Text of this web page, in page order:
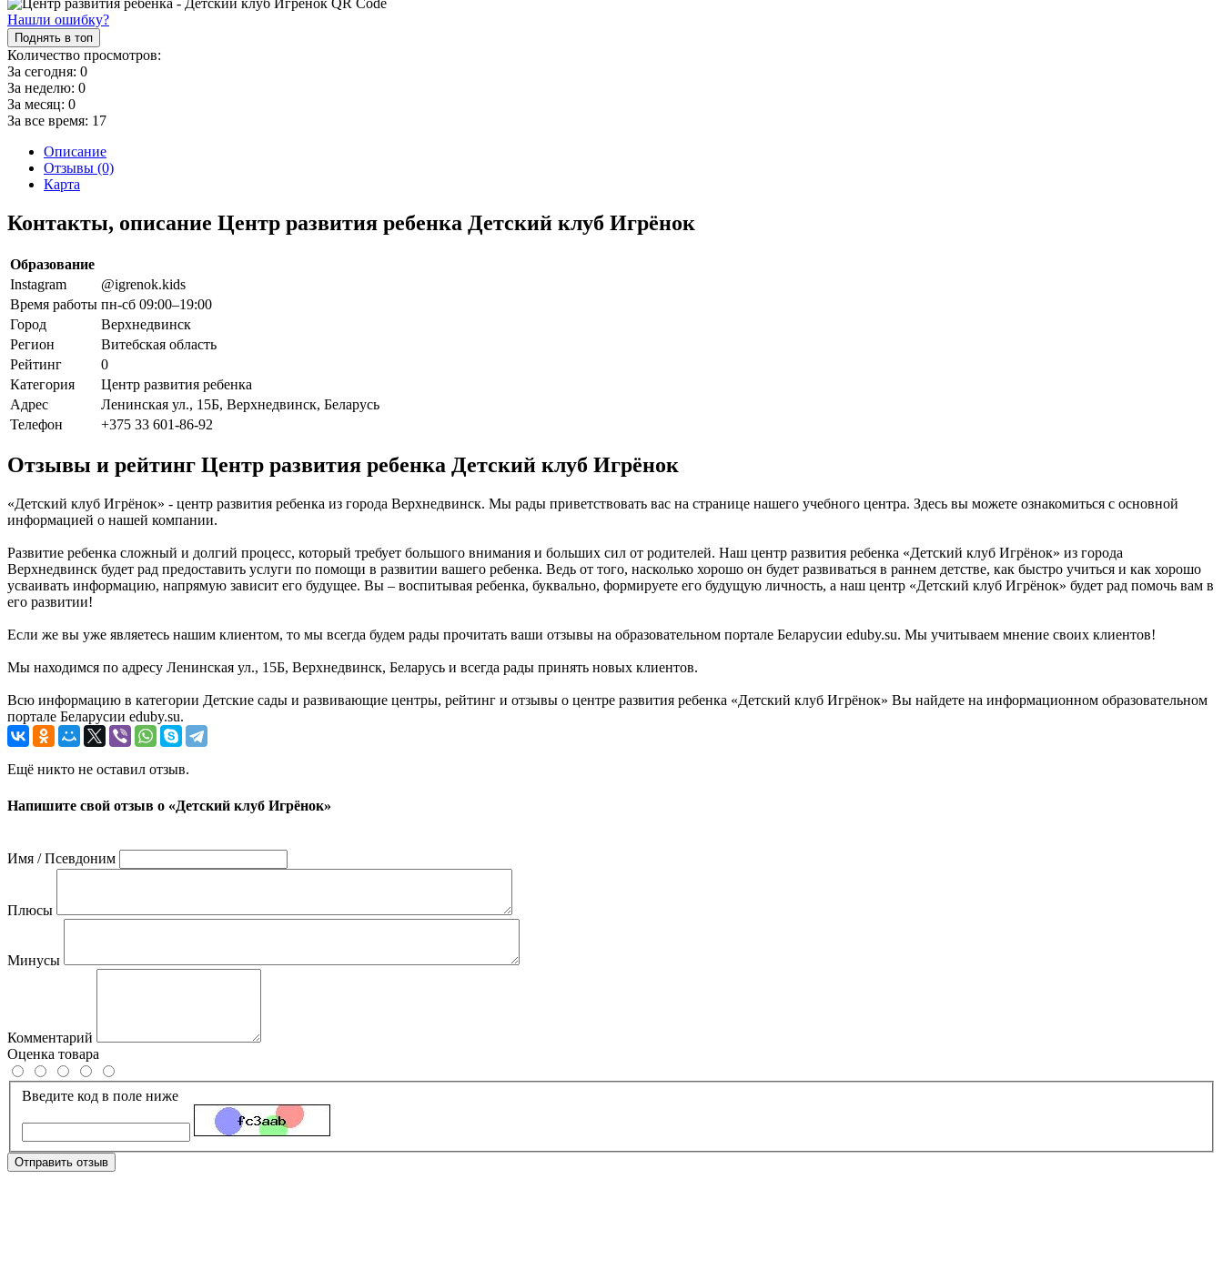
Нашли ошибку?
Поднять в топ
Количество просмотров:
За сегодня: 0
За неделю: 0
За месяц: 0
За все время: 17
Описание
Отзывы (0)
Карта
Контакты, описание Центр развития ребенка Детский клуб Игрёнок
Образование
Instagram
@igrenok.kids
Время работы пн-сб 09:00–19:00
Город
Верхнедвинск
Регион
Витебская область
Рейтинг
0
Категория
Центр развития ребенка
Адрес
Ленинская ул., 15Б, Верхнедвинск, Беларусь
Телефон
+375 33 601-86-92
Отзывы и рейтинг Центр развития ребенка Детский клуб Игрёнок
«Детский клуб Игрёнок» - центр развития ребенка из города Верхнедвинск. Мы рады приветствовать вас на странице нашего учебного центра. Здесь вы можете ознакомиться с основной
информацией о нашей компании.
Развитие ребенка сложный и долгий процесс, который требует большого внимания и больших сил от родителей. Наш центр развития ребенка «Детский клуб Игрёнок» из города
Верхнедвинск будет рад предоставить услуги по помощи в развитии вашего ребенка. Ведь от того, насколько хорошо он будет развиваться в раннем детстве, как быстро учиться и как хорошо
усваивать информацию, напрямую зависит его будущее. Вы – воспитывая ребенка, буквально, формируете его будущую личность, а наш центр «Детский клуб Игрёнок» будет рад помочь вам в
его развитии!
Если же вы уже являетесь нашим клиентом, то мы всегда будем рады прочитать ваши отзывы на образовательном портале Беларусии eduby.su. Мы учитываем мнение своих клиентов!
Мы находимся по адресу Ленинская ул., 15Б, Верхнедвинск, Беларусь и всегда рады принять новых клиентов.
Всю информацию в категории Детские сады и развивающие центры, рейтинг и отзывы о центре развития ребенка «Детский клуб Игрёнок» Вы найдете на информационном образовательном
портале Беларусии eduby.su.
Ещё никто не оставил отзыв.
Напишите свой отзыв о «Детский клуб Игрёнок»
Имя / Псевдоним
Плюсы
Минусы
Комментарий
Оценка товара
Введите код в поле ниже
Отправить отзыв